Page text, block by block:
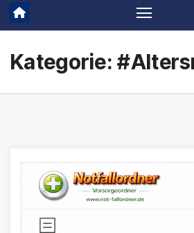
Kategorie: